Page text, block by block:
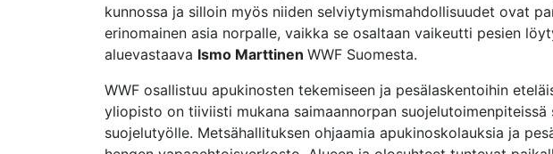
kunnossa ja silloin myös niiden selviytymismahdollisuudet ovat
erinomainen asia norpalle, vaikka se osaltaan vaikeutti pesien
aluevastaava Ismo Marttinen WWF Suomesta.
WWF osallistuu apukinosten tekemiseen ja pesälaskentoihin
yliopisto on tiiviisti mukana saimaannorpan
suojelutyölle. Metsähallituksen ohjaamia apukinoskolauksia ja